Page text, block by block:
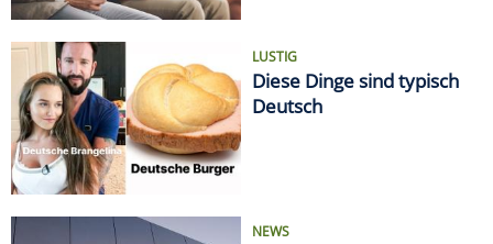
LUSTIG
Diese Dinge sind typisch
Deutsch
NEWS